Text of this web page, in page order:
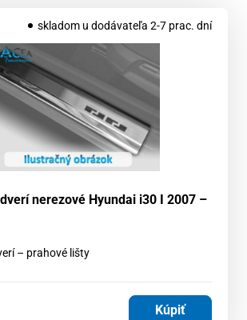
skladom u dodávateľa 2-7 prac. dní
nerezové Hyundai i30 I 2007 –
– prahové lišty
Kúpiť